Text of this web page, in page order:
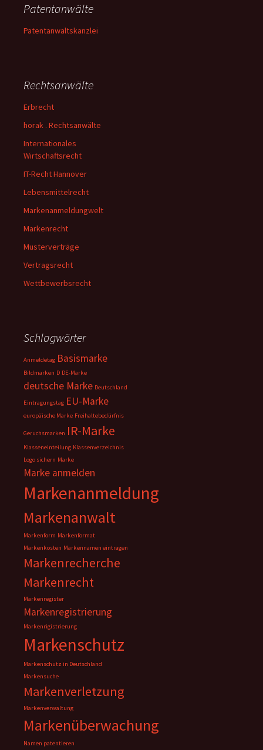
Patentanwälte
Patentanwaltskanzlei
Rechtsanwälte
Erbrecht
horak . Rechtsanwälte
Internationales
Wirtschaftsrecht
IT-Recht Hannover
Lebensmittelrecht
Markenanmeldungwelt
Markenrecht
Musterverträge
Vertragsrecht
Wettbewerbsrecht
Schlagwörter
Anmeldetag Basismarke
Bildmarken D DE-Marke
deutsche Marke Deutschland
Eintragungstag EU-Marke
europäische Marke Freihaltebedürfnis
Geruchsmarken IR-Marke
Klasseneinteilung Klassenverzeichnis
Logo sichern Marke
Marke anmelden
Markenanmeldung
Markenanwalt
Markenform Markenformat
Markenkosten Markennamen eintragen
Markenrecherche
Markenrecht
Markenregister
Markenregistrierung
Markenrigistrierung
Markenschutz
Markenschutz in Deutschland
Markensuche
Markenverletzung
Markenverwaltung
Markenüberwachung
Namen patentieren